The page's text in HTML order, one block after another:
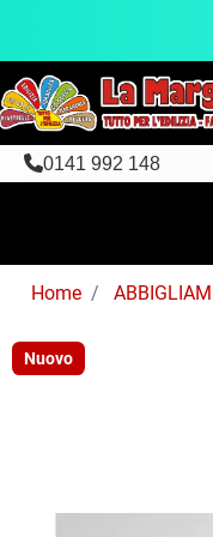
0141 992 148
Home
Nuovo